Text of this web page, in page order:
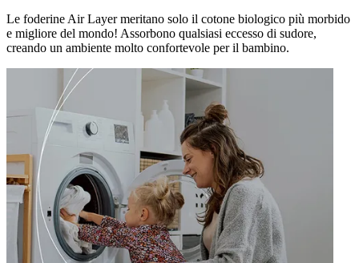
Le foderine Air Layer meritano solo il cotone biologico più morbido
e migliore del mondo! Assorbono qualsiasi eccesso di sudore,
creando un ambiente molto confortevole per il bambino.